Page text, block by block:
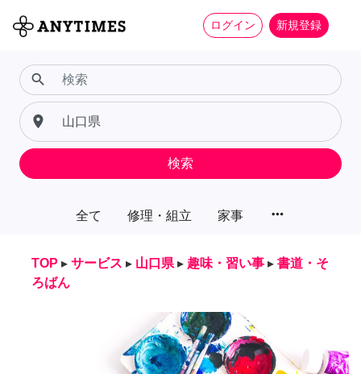
ログイン 新規登録
全て 修理・組立 家事 more_horiz
search
place
検索
TOP ▸ サービス ▸ 山口県 ▸ 趣味・習い事 ▸ 書道・そ
ろばん